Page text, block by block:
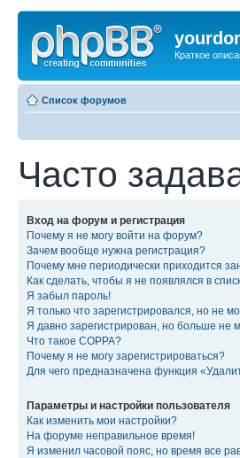
Краткое
Список форумов
Часто
Вход на форум и регистрация
Почему я не могу войти на форум?
Зачем вообще нужна регистрация?
Почему мне периодически приходится
Как сделать, чтобы я не появлялся в
Я забыл пароль!
Я только что зарегистрировался, но не
Я давно зарегистрирован, но больше не
Что такое COPPA?
Почему я не могу зарегистрироваться?
Для чего предназначена функция
Параметры и настройки пользователя
Как изменить мои настройки?
На форуме неправильное время!
Я изменил часовой пояс, но время все